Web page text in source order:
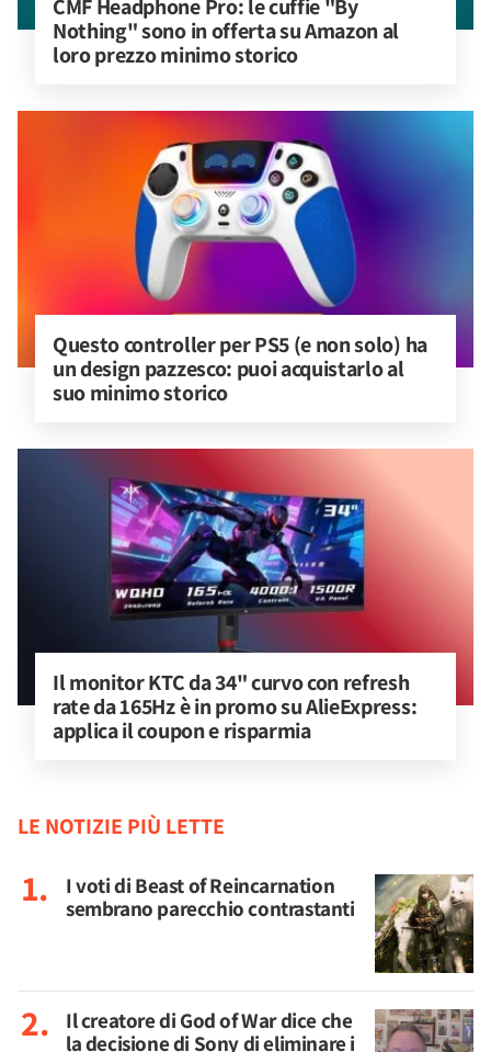
CMF Headphone Pro: le cuffie "By
Nothing" sono in offerta su Amazon al
loro prezzo minimo storico
Questo controller per PS5 (e non solo) ha
un design pazzesco: puoi acquistarlo al
suo minimo storico
Il monitor KTC da 34" curvo con refresh
rate da 165Hz è in promo su AlieExpress:
applica il coupon e risparmia
LE NOTIZIE PIÙ LETTE
I voti di Beast of Reincarnation
sembrano parecchio contrastanti
Il creatore di God of War dice che
la decisione di Sony di eliminare i